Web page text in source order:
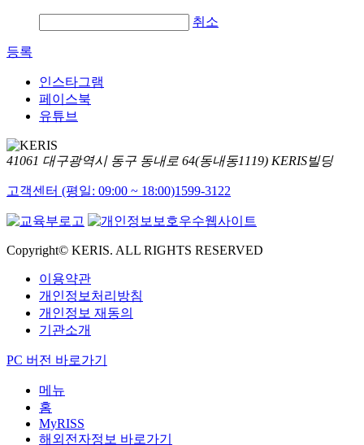
취소
등록
인스타그램
페이스북
유튜브
41061 대구광역시 동구 동내로 64(동내동1119) KERIS빌딩
고객센터 (평일: 09:00 ~ 18:00)1599-3122
Copyright© KERIS. ALL RIGHTS RESERVED
이용약관
개인정보처리방침
개인정보 재동의
기관소개
PC 버전 바로가기
메뉴
홈
MyRISS
해외전자정보 바로가기